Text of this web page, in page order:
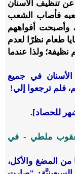
تنظيف الأسنان
فأصاب الشعب
وأصبحت أفواههم
طعام نظرًا لعدم
نظيفة؛ ولذا عندما
في جميع
فلم ترجعوا إلي!
للحصاد].
ملطي - في
المضغ والأكل،